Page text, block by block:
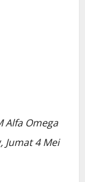
Alfa Omega
Jumat 4 Mei